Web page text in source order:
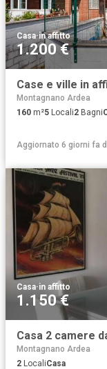
Casa·in affitto
1.200 €
Montagnano Ardea
160 m²5 Locali2 Bagni
Aggiornato 6 giorni fa
Casa·in affitto
1.150 €
Montagnano Ardea
2 LocaliCasa